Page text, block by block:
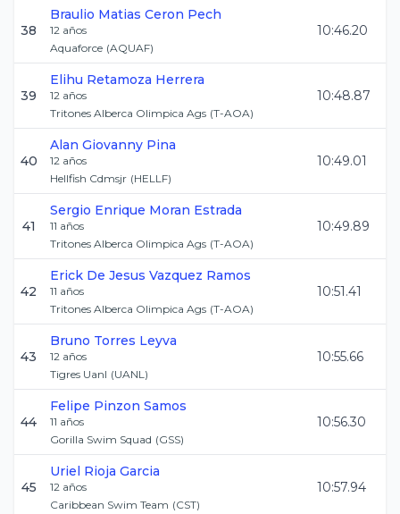
38
Braulio Matias Ceron Pech
12 años
Aquaforce (AQUAF)
10:46.20
39
Elihu Retamoza Herrera
12 años
Tritones Alberca Olimpica Ags (T-AOA)
10:48.87
40
Alan Giovanny Pina
12 años
Hellfish Cdmsjr (HELLF)
10:49.01
41
Sergio Enrique Moran Estrada
11 años
Tritones Alberca Olimpica Ags (T-AOA)
10:49.89
42
Erick De Jesus Vazquez Ramos
11 años
Tritones Alberca Olimpica Ags (T-AOA)
10:51.41
43
Bruno Torres Leyva
12 años
Tigres Uanl (UANL)
10:55.66
44
Felipe Pinzon Samos
11 años
Gorilla Swim Squad (GSS)
10:56.30
45
Uriel Rioja Garcia
12 años
Caribbean Swim Team (CST)
10:57.94